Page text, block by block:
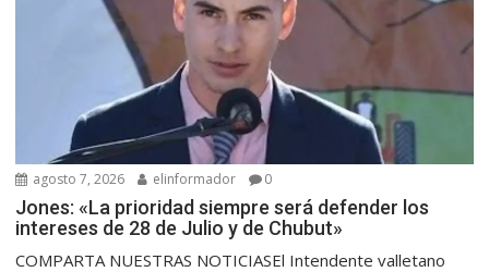
agosto 7, 2026 elinformador 0
Jones: «La prioridad siempre será defender los
intereses de 28 de Julio y de Chubut»
COMPARTA NUESTRAS NOTICIASEl Intendente valletano